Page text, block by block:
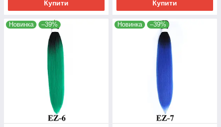
Купити Купити
Новинка –39% Новинка –39%